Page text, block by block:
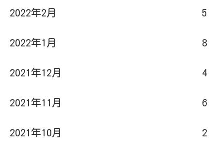
2022年2月 5
2022年1月 8
2021年12月 4
2021年11月 6
2021年10月 2